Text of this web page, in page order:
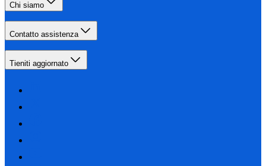
Chi siamo
Contatto assistenza
Tieniti aggiornato